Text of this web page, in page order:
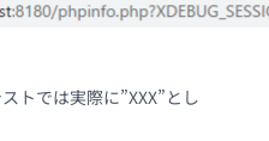
トでは実際に”XXX”とし